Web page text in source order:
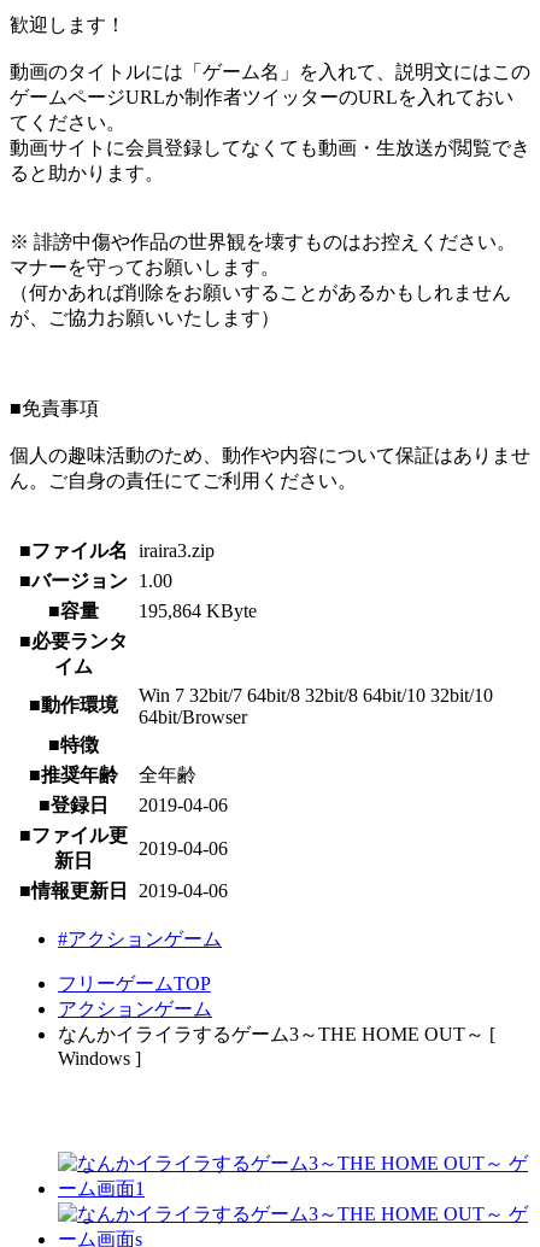
歓迎します！
動画のタイトルには「ゲーム名」を入れて、説明文にはこの
ゲームページURLか制作者ツイッターのURLを入れておい
てください。
動画サイトに会員登録してなくても動画・生放送が閲覧でき
ると助かります。
※ 誹謗中傷や作品の世界観を壊すものはお控えください。
マナーを守ってお願いします。
（何かあれば削除をお願いすることがあるかもしれません
が、ご協力お願いいたします）
■免責事項
個人の趣味活動のため、動作や内容について保証はありませ
ん。ご自身の責任にてご利用ください。
■ファイル名
iraira3.zip
■バージョン 1.00
■容量
195,864 KByte
■必要ランタ
イム
■動作環境
Win 7 32bit/7 64bit/8 32bit/8 64bit/10 32bit/10
64bit/Browser
■特徴
■推奨年齢
全年齢
■登録日
2019-04-06
■ファイル更
新日
2019-04-06
■情報更新日 2019-04-06
#アクションゲーム
フリーゲームTOP
アクションゲーム
なんかイライラするゲーム3～THE HOME OUT～ [
Windows ]